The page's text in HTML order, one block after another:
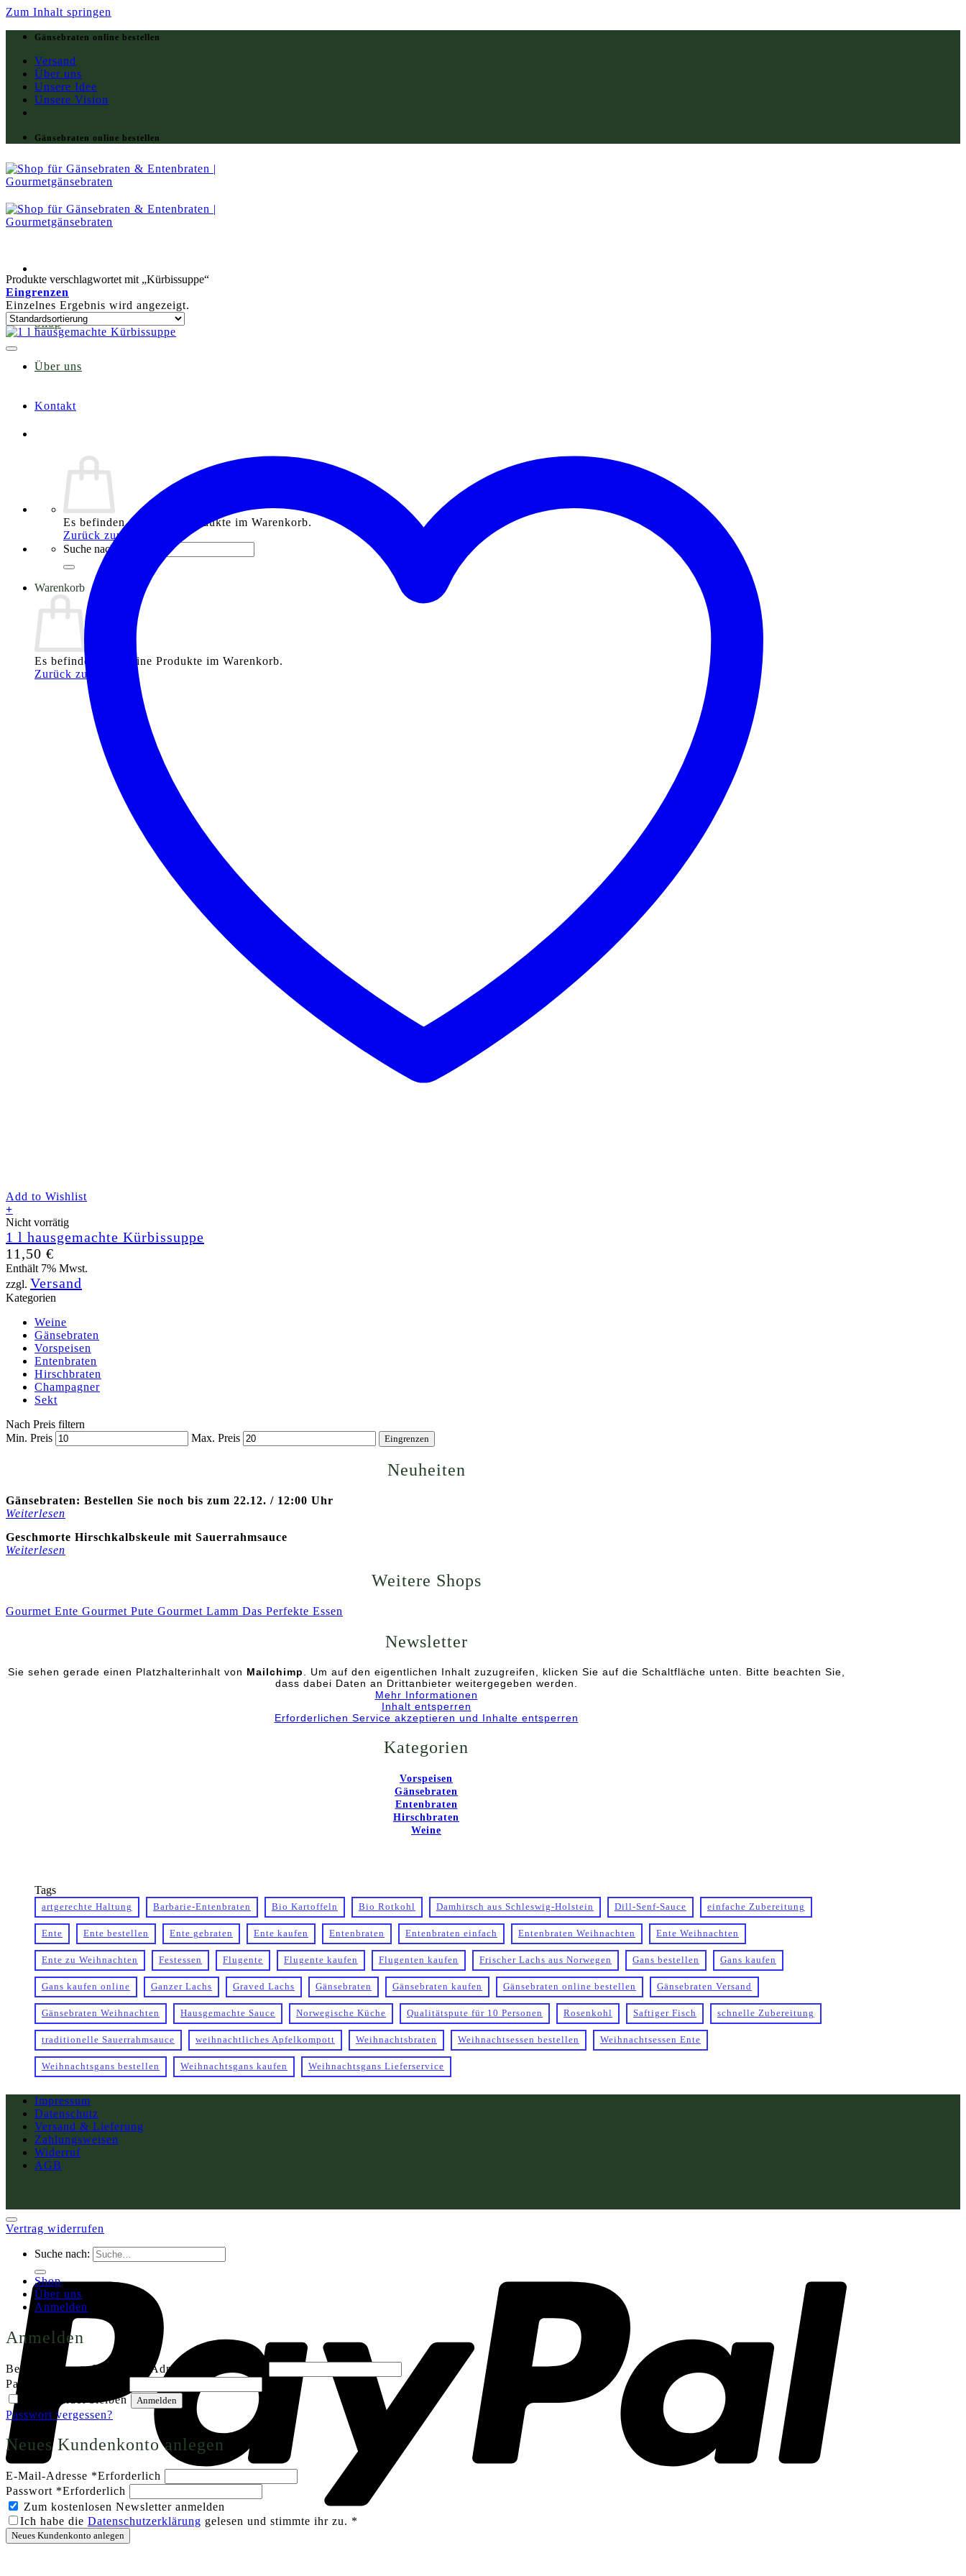
Zum Inhalt springen
Gänsebraten online bestellen
Versand
Über uns
Unsere Idee
Unsere Vision
Gänsebraten online bestellen
Shop
Über uns
Kontakt
Es befinden sich keine Produkte im Warenkorb.
Zurück zum Shop
Suche nach:
Warenkorb
Es befinden sich keine Produkte im Warenkorb.
Zurück zum Shop
Produkte verschlagwortet mit „Kürbissuppe“
Eingrenzen
Einzelnes Ergebnis wird angezeigt.
Add to Wishlist
+
Nicht vorrätig
1 l hausgemachte Kürbissuppe
11,50 €
Enthält 7% Mwst.
zzgl. Versand
Kategorien
Weine
Gänsebraten
Vorspeisen
Entenbraten
Hirschbraten
Champagner
Sekt
Nach Preis filtern
Min. Preis
Max. Preis Eingrenzen
Neuheiten
Gänsebraten: Bestellen Sie noch bis zum 22.12. / 12:00 Uhr
Weiterlesen
Geschmorte Hirschkalbskeule mit Sauerrahmsauce
Weiterlesen
Weitere Shops
Gourmet Ente Gourmet Pute Gourmet Lamm Das Perfekte Essen
Newsletter
Sie sehen gerade einen Platzhalterinhalt von Mailchimp . Um auf den eigentlichen Inhalt zuzugreifen, klicken Sie auf die Schaltfläche unten. Bitte beachten Sie,
dass dabei Daten an Drittanbieter weitergegeben werden.
Mehr Informationen
Inhalt entsperren
Erforderlichen Service akzeptieren und Inhalte entsperren
Kategorien
Vorspeisen
Gänsebraten
Entenbraten
Hirschbraten
Weine
Tags
artgerechte Haltung Barbarie-Entenbraten Bio Kartoffeln Bio Rotkohl Damhirsch aus Schleswig-Holstein Dill-Senf-Sauce einfache Zubereitung
Ente Ente bestellen Ente gebraten Ente kaufen Entenbraten Entenbraten einfach Entenbraten Weihnachten Ente Weihnachten
Ente zu Weihnachten Festessen Flugente Flugente kaufen Flugenten kaufen Frischer Lachs aus Norwegen Gans bestellen Gans kaufen
Gans kaufen online Ganzer Lachs Graved Lachs Gänsebraten Gänsebraten kaufen Gänsebraten online bestellen Gänsebraten Versand
Gänsebraten Weihnachten Hausgemachte Sauce Norwegische Küche Qualitätspute für 10 Personen Rosenkohl Saftiger Fisch schnelle Zubereitung
traditionelle Sauerrahmsauce weihnachtliches Apfelkompott Weihnachtsbraten Weihnachtsessen bestellen Weihnachtsessen Ente
Weihnachtsgans bestellen Weihnachtsgans kaufen Weihnachtsgans Lieferservice
Impressum
Datenschutz
Versand & Lieferung
Zahlungsweisen
Widerruf
AGB
Vertrag widerrufen
Suche nach:
Shop
Über uns
Anmelden
Anmelden
Benutzername oder E-Mail-Adresse
Passwort
Angemeldet bleiben
Anmelden
Passwort vergessen?
Neues Kundenkonto anlegen
E-Mail-Adresse *Erforderlich
Passwort *Erforderlich
Zum kostenlosen Newsletter anmelden
Ich habe die Datenschutzerklärung gelesen und stimmte ihr zu. *
Neues Kundenkonto anlegen